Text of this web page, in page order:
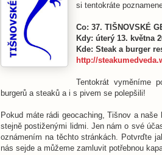
si tentokráte
Co: 37. TIŠNOVSKÉ
Kdy: úterý 13. května
Kde: Steak a burger
http://
Tentokrát vyměníme
burgerů a steaků a i s pivem se polepšili!
Pokud máte rádi geocaching, Tišnov a
stejně postiženými lidmi. Jen nám o své
oznámením na těchto stránkách. Potvrďte
nás sejde a můžeme zamluvit potřebnou